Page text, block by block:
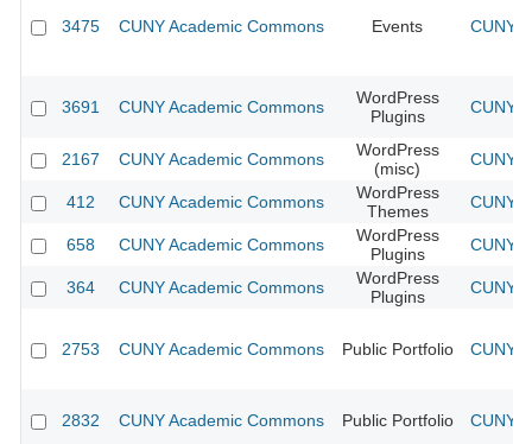
3475 CUNY Academic Commons Events CUNY
3691 CUNY Academic Commons
WordPress
Plugins
CUNY
2167 CUNY Academic Commons
WordPress
(misc)
CUNY
412 CUNY Academic Commons
WordPress
Themes
CUNY
658 CUNY Academic Commons
WordPress
Plugins
CUNY
364 CUNY Academic Commons
WordPress
Plugins
CUNY
2753 CUNY Academic Commons Public Portfolio CUNY
2832 CUNY Academic Commons Public Portfolio CUNY